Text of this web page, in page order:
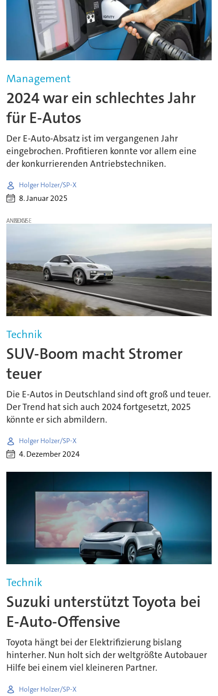
Management
2024 war ein schlechtes Jahr
für E-Autos
Der E-Auto-Absatz ist im vergangenen Jahr
eingebrochen. Profitieren konnte vor allem eine
der konkurrierenden Antriebstechniken.
Holger Holzer/SP-X
8. Januar 2025
ANZEIGE
Technik
SUV-Boom macht Stromer
teuer
Die E-Autos in Deutschland sind oft groß und teuer.
Der Trend hat sich auch 2024 fortgesetzt, 2025
könnte er sich abmildern.
Holger Holzer/SP-X
4. Dezember 2024
Technik
Suzuki unterstützt Toyota bei
E-Auto-Offensive
Toyota hängt bei der Elektrifizierung bislang
hinterher. Nun holt sich der weltgrößte Autobauer
Hilfe bei einem viel kleineren Partner.
Holger Holzer/SP-X